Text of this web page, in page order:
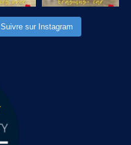
Suivre sur Instagram